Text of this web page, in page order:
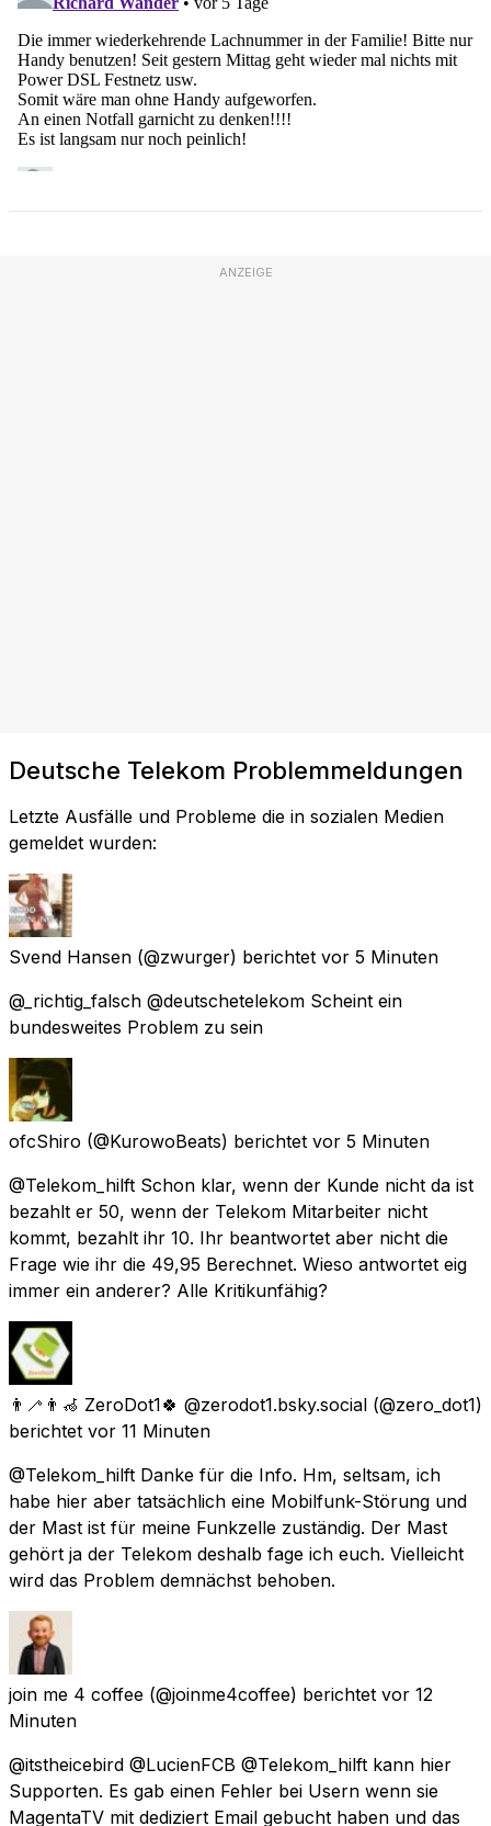
ANZEIGE
Deutsche Telekom Problemmeldungen
Letzte Ausfälle und Probleme die in sozialen Medien
gemeldet wurden:
Svend Hansen (@zwurger) berichtet vor 5 Minuten
@_richtig_falsch @deutschetelekom Scheint ein
bundesweites Problem zu sein
ofcShiro (@KurowoBeats) berichtet vor 5 Minuten
@Telekom_hilft Schon klar, wenn der Kunde nicht da ist
bezahlt er 50, wenn der Telekom Mitarbeiter nicht
kommt, bezahlt ihr 10. Ihr beantwortet aber nicht die
Frage wie ihr die 49,95 Berechnet. Wieso antwortet eig
immer ein anderer? Alle Kritikunfähig?
👨‍🦯👨‍🦽 ZeroDot1🍀 @zerodot1.bsky.social (@zero_dot1)
berichtet vor 11 Minuten
@Telekom_hilft Danke für die Info. Hm, seltsam, ich
habe hier aber tatsächlich eine Mobilfunk-Störung und
der Mast ist für meine Funkzelle zuständig. Der Mast
gehört ja der Telekom deshalb fage ich euch. Vielleicht
wird das Problem demnächst behoben.
join me 4 coffee (@joinme4coffee) berichtet vor 12
Minuten
@itstheicebird @LucienFCB @Telekom_hilft kann hier
Supporten. Es gab einen Fehler bei Usern wenn sie
MagentaTV mit dediziert Email gebucht haben und das